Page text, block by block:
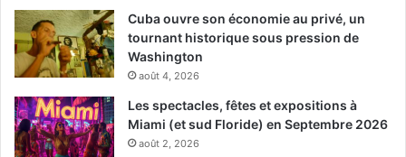
Cuba ouvre son économie au privé, un
tournant historique sous pression de
Washington
août 4, 2026
Les spectacles, fêtes et expositions à
Miami (et sud Floride) en Septembre 2026
août 2, 2026